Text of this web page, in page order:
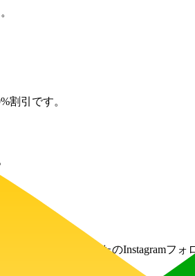
割引です。
ない方法であなたのInstagramフォ